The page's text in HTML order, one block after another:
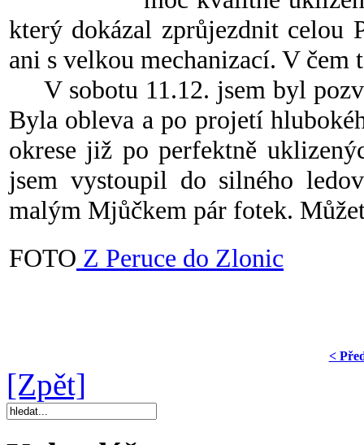
který dokázal zprůjezdnit celou
ani s velkou mechanizací. V čem
V sobotu 11.12. jsem byl
Byla obleva a po projetí
okrese již po perfektně
jsem vystoupil do silného
malým Mjůčkem pár fotek.
FOTO Z Peruce do Zlonic
<
[Zpět]